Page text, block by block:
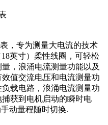
，专为测量大电流的技术
英寸）柔性线圈，可轻松
，浪涌电流测量功能以及
值交流电压和电流测量功
载电路，浪涌电流测量功
获到电机启动的瞬时电
动量程随时切换.